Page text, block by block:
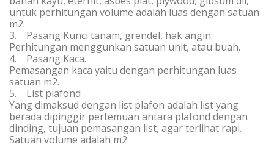
untuk perhitungan volume adalah luas dengan satuan
m2.
3. Pasang Kunci tanam, grendel, hak angin.
Perhitungan menggunkan satuan unit, atau buah.
4. Pasang Kaca.
Pemasangan kaca yaitu dengan perhitungan luas
satuan m2.
5. List plafond
Yang dimaksud dengan list plafon adalah list yang
berada dipinggir pertemuan antara plafond dengan
dinding, tujuan pemasangan list, agar terlihat rapi.
Satuan volume adalah m2